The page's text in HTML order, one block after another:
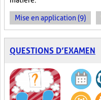
Mise en application (9)
QUESTIONS D’EXAMEN